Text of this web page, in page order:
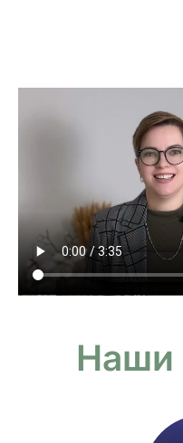
Наши